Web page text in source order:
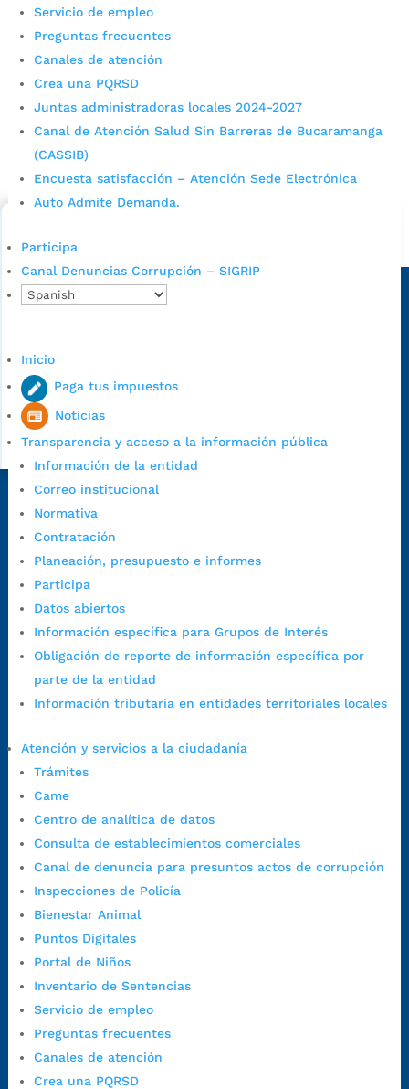
Servicio de empleo
Preguntas frecuentes
Canales de atención
Crea una PQRSD
Juntas administradoras locales 2024-2027
Canal de Atención Salud Sin Barreras de Bucaramanga
(CASSIB)
Encuesta satisfacción – Atención Sede Electrónica
Auto Admite Demanda.
Participa
Canal Denuncias Corrupción – SIGRIP
Inicio
Paga tus impuestos
Noticias
Transparencia y acceso a la información pública
Información de la entidad
Correo institucional
Normativa
Contratación
Planeación, presupuesto e informes
Participa
Datos abiertos
Información específica para Grupos de Interés
Obligación de reporte de información específica por
parte de la entidad
Información tributaria en entidades territoriales locales
Atención y servicios a la ciudadanía
Trámites
Came
Centro de analítica de datos
Consulta de establecimientos comerciales
Canal de denuncia para presuntos actos de corrupción
Inspecciones de Policía
Bienestar Animal
Puntos Digitales
Portal de Niños
Inventario de Sentencias
Servicio de empleo
Preguntas frecuentes
Canales de atención
Crea una PQRSD
Cupos Escolares Bucaramanga 2022
Consulta aqui los pasos para inscribirse y solicitar un
cupo escolar en los colegios oficiales de
Bucaramanga.
Alcaldía de Bucaramanga
Sede principal
Viernes: 7:00 a.m. a 5:00 p.m. en Jornada Continua con
30 minutos de descanso al medio día.
Horario de Atención CAME (Norte):
Dirección:
Carrera 12 #16N-84 del barrio Kennedy.
Horario habitual de lunes a viernes en
jornada continua de 7:30
a.m. a 3:00 p.m.
Teléfono Conmutador:
+57 (607) 633 70 00
Líneagratuita:+57 (607) 652 55 55
Correo Institucional:
Correo de notificaciones
judiciales:
notificaciones@bucaramanga.gov.co
Canal de denuncia para presuntos actos de corrupción:
https://canaldenuncia.bucaramanga.gov.co/
Emergencia:
https://emergencia.bucaramanga.gov.co/
Radique aquí su queja disciplinaria: